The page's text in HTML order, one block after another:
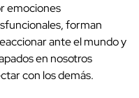
emociones
forman
ante el mundo y
en nosotros
con los demás.